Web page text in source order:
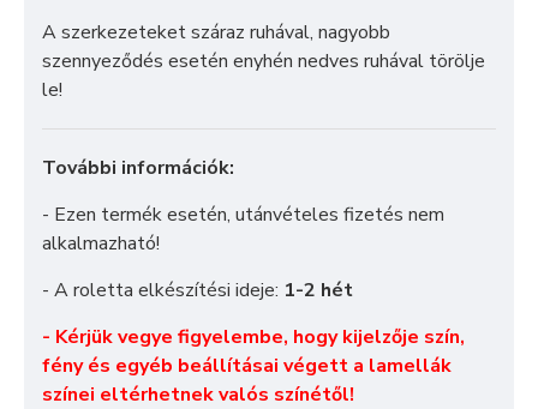
A szerkezeteket száraz ruhával, nagyobb
szennyeződés esetén enyhén nedves ruhával törölje
le!
További információk:
- Ezen termék esetén, utánvételes fizetés nem
alkalmazható!
- A roletta elkészítési ideje: 1-2 hét
- Kérjük vegye figyelembe, hogy kijelzője szín,
fény és egyéb beállításai végett a lamellák
színei eltérhetnek valós színétől!